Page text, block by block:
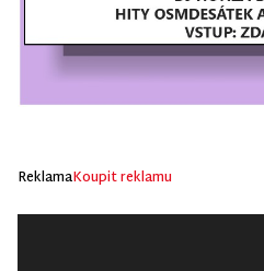
ReklamaKoupit reklamu